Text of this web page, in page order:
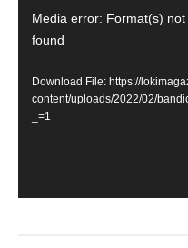
Player
Media error: Format(s)
found
Download File: https://
content/uploads/2022/02/
_=1